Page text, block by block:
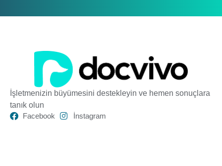
İşletmenizin büyümesini destekleyin ve hemen sonuçlara
tanık olun
Facebook
İnstagram